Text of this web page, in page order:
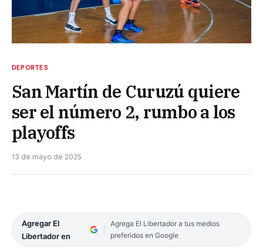
DEPORTES
San Martín de Curuzú quiere
ser el número 2, rumbo a los
playoffs
13 de mayo de 2025
Agregar El
Libertador en
Agrega El Libertador a tus medios
preferidos en Google